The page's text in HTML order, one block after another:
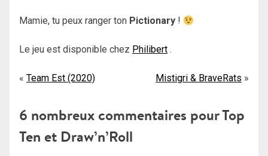
Mamie, tu peux ranger ton Pictionary !
Le jeu est disponible chez Philibert .
Navigation
l’article
Team Est (2020) Mistigri & BraveRats
6 nombreux commentaires pourTop
Ten et Draw’n’Roll